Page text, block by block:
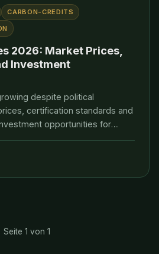
CARBON-CREDITS
2026: Market Prices,
Investment
despite political
certification standards and
opportunities for
Seite 1 von 1